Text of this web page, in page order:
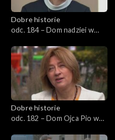
Dobre historie
odc. 184 – Dom nadziei w
Dobre historie
odc. 182 – Dom Ojca Pio w